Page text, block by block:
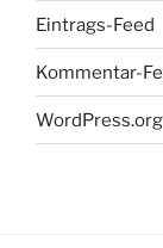
Eintrags-Feed
Kommentar-
WordPress.org